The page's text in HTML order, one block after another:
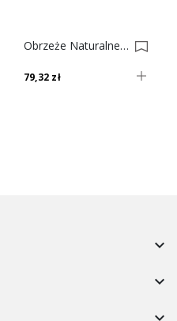
Obrzeże Naturalne Orzech 0001744-0003979
79,32 zł

